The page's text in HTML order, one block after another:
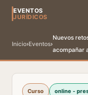
EVENTOS
JURÍDICOS
Inicio›Eventos›
Nuevos
acompañar
Curso online -